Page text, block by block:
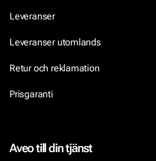
Leveranser
Leveranser utomlands
Retur och reklamation
Prisgaranti
Aveo till din tjänst